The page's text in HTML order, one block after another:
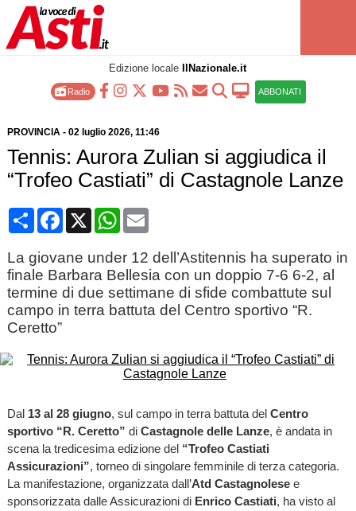
Edizione locale IlNazionale.it
Radio ABBONATI
PROVINCIA- 02 luglio 2026, 11:46
Tennis: Aurora Zulian si aggiudica il
“Trofeo Castiati” di Castagnole Lanze
CondividiFacebook
X WhatsApp
Email
La giovane under 12 dell’Astitennis ha superato in
finale Barbara Bellesia con un doppio 7-6 6-2, al
termine di due settimane di sfide combattute sul
campo in terra battuta del Centro sportivo “R.
Ceretto”
Dal 13 al 28 giugno, sul campo in terra battuta del Centro
sportivo “R. Ceretto” di Castagnole delle Lanze, è andata in
scena la tredicesima edizione del “Trofeo Castiati
Assicurazioni”, torneo di singolare femminile di terza categoria.
La manifestazione, organizzata dall’Atd Castagnolesee
sponsorizzata dalle Assicurazioni di Enrico Castiati, ha visto al